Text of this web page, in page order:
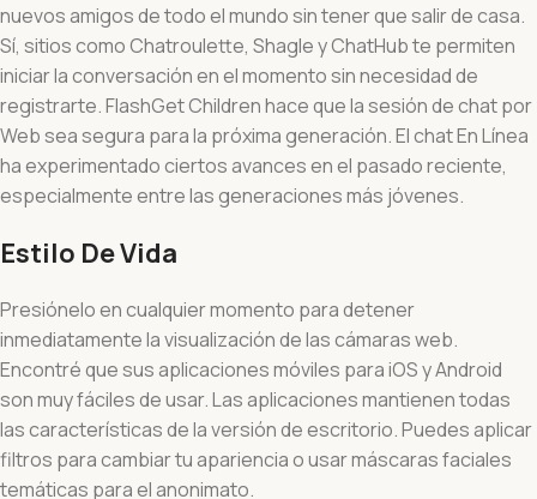
nuevos amigos de todo el mundo sin tener que salir de casa.
Sí, sitios como Chatroulette, Shagle y ChatHub te permiten
iniciar la conversación en el momento sin necesidad de
registrarte. FlashGet Children hace que la sesión de chat por
Web sea segura para la próxima generación. El chat En Línea
ha experimentado ciertos avances en el pasado reciente,
especialmente entre las generaciones más jóvenes.
Estilo De Vida
Presiónelo en cualquier momento para detener
inmediatamente la visualización de las cámaras web.
Encontré que sus aplicaciones móviles para iOS y Android
son muy fáciles de usar. Las aplicaciones mantienen todas
las características de la versión de escritorio. Puedes aplicar
filtros para cambiar tu apariencia o usar máscaras faciales
temáticas para el anonimato.